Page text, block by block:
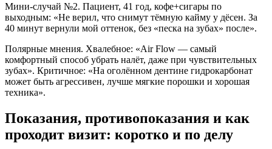
Мини-случай №2. Пациент, 41 год, кофе+сигары по
выходным: «Не верил, что снимут тёмную кайму у дёсен. За
40 минут вернули мой оттенок, без «песка на зубах» после».
Полярные мнения. Хвалебное: «Air Flow — самый
комфортный способ убрать налёт, даже при чувствительных
зубах». Критичное: «На оголённом дентине гидрокарбонат
может быть агрессивен, лучше мягкие порошки и хорошая
техника».
Показания, противопоказания и как
проходит визит: коротко и по делу